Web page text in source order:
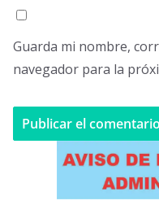
Guarda mi nombre,
navegador para la